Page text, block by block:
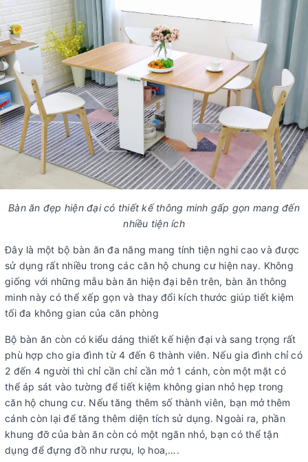
Bàn ăn đẹp hiện đại có thiết kế thông minh gấp gọn mang đến
nhiều tiện ích
Đây là một bộ bàn ăn đa năng mang tính tiện nghi cao và được
sử dụng rất nhiều trong các căn hộ chung cư hiện nay. Không
giống với những mẫu bàn ăn hiện đại bên trên, bàn ăn thông
minh này có thể xếp gọn và thay đổi kích thước giúp tiết kiệm
tối đa không gian của căn phòng
Bộ bàn ăn còn có kiểu dáng thiết kế hiện đại và sang trọng rất
phù hợp cho gia đình từ 4 đến 6 thành viên. Nếu gia đình chỉ có
2 đến 4 người thì chỉ cần chỉ cần mở 1 cánh, còn một mặt có
thể áp sát vào tường để tiết kiệm không gian nhỏ hẹp trong
căn hộ chung cư. Nếu tăng thêm số thành viên, bạn mở thêm
cánh còn lại để tăng thêm diện tích sử dụng. Ngoài ra, phần
khung đỡ của bàn ăn còn có một ngăn nhỏ, bạn có thể tận
dụng để đựng đồ như rượu, lọ hoa,….